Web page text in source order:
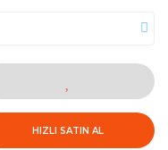
HIZLI SATIN AL